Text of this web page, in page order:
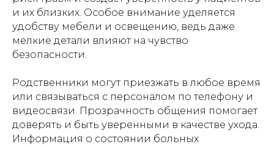
и их близких. Особое внимание уделяется
удобству мебели и освещению, ведь даже
мелкие детали влияют на чувство
безопасности.
Родственники могут приезжать в любое время
или связываться с персоналом по телефону и
видеосвязи. Прозрачность общения помогает
доверять и быть уверенными в качестве ухода.
Информация о состоянии больных